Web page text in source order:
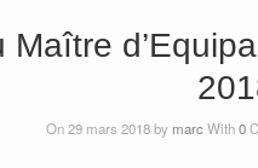
Maître
On 29 mars 2018 by marcWith0